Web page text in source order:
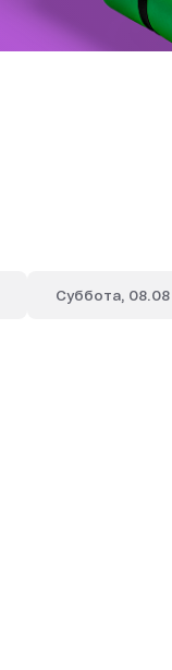
Суббота, 08.08